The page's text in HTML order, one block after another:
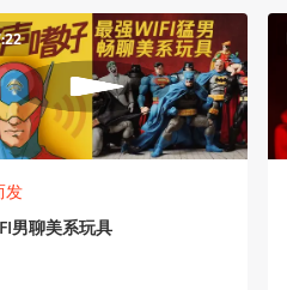
发
男聊美系玩具